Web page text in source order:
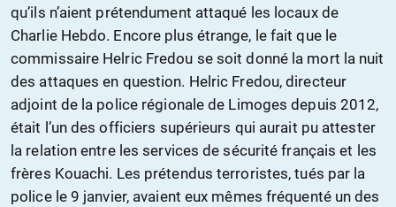
qu’ils n’aient prétendument attaqué les locaux de
Charlie Hebdo. Encore plus étrange, le fait que le
commissaire Helric Fredou se soit donné la mort la nuit
des attaques en question. Helric Fredou, directeur
adjoint de la police régionale de Limoges depuis 2012,
était l’un des officiers supérieurs qui aurait pu attester
la relation entre les services de sécurité français et les
frères Kouachi. Les prétendus terroristes, tués par la
police le 9 janvier, avaient eux mêmes fréquenté un des